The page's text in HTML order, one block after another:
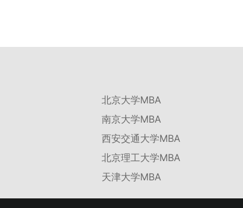
北京大学MBA
南京大学MBA
西安交通大学MBA
北京理工大学MBA
天津大学MBA